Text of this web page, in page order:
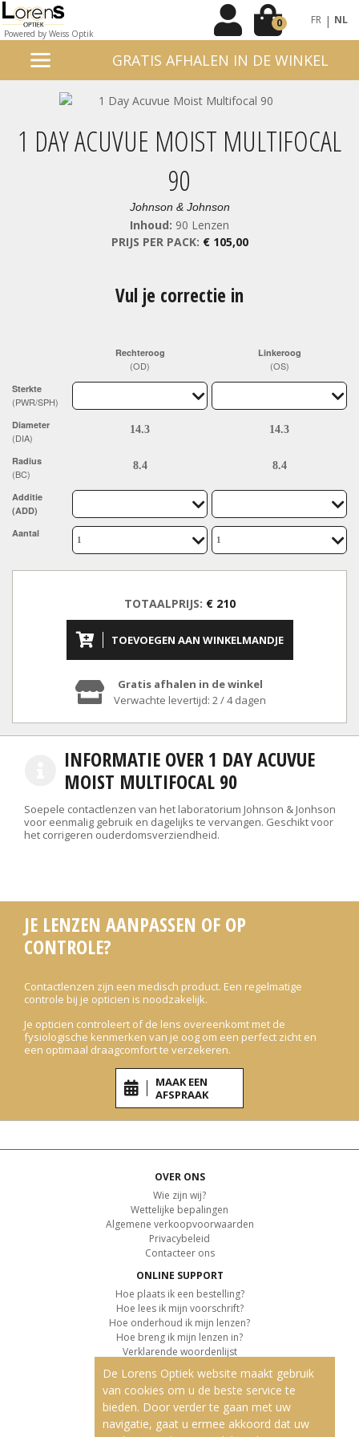
Powered by Weiss Optik
0 FR | NL
GRATIS AFHALEN IN DE WINKEL
1 DAY ACUVUE MOIST MULTIFOCAL
90
Johnson & Johnson
Inhoud: 90 Lenzen
PRIJS PER PACK: € 105,00
Vul je correctie in
Sterkte
(PWR/SPH)
Diameter
(DIA)
Radius
(BC)
Additie
(ADD)
Aantal
Rechteroog
(OD)
Linkeroog
(OS)
TOTAALPRIJS: € 210
TOEVOEGEN AAN WINKELMANDJE
Gratis afhalen in de winkel
Verwachte levertijd: 2 / 4 dagen
INFORMATIE OVER 1 DAY ACUVUE
MOIST MULTIFOCAL 90
Soepele contactlenzen van het laboratorium Johnson & Jonhson
voor eenmalig gebruik en dagelijks te vervangen. Geschikt voor
het corrigeren ouderdomsverziendheid.
JE LENZEN AANPASSEN OF OP
CONTROLE?
Contactlenzen zijn een medisch product. Een regelmatige
controle bij je opticien is noodzakelijk.
Je opticien controleert of de lens overeenkomt met de
fysiologische kenmerken van je oog om een perfect zicht en
een optimaal draagcomfort te verzekeren.
MAAK EEN
AFSPRAAK
OVER ONS
Wie zijn wij?
Wettelijke bepalingen
Algemene verkoopvoorwaarden
Privacybeleid
Contacteer ons
ONLINE SUPPORT
Hoe plaats ik een bestelling?
Hoe lees ik mijn voorschrift?
Hoe onderhoud ik mijn lenzen?
Hoe breng ik mijn lenzen in?
Verklarende woordenlijst
KLANTENSERVICE
Informatie over de levering
Informatie over de betaling
Retourvoorwaarden
De Lorens Optiek website maakt gebruik
van cookies om u de beste service te
bieden. Door verder te gaan met uw
navigatie, gaat u ermee akkoord dat uw